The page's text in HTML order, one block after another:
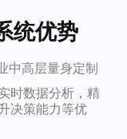
统优势
中高层量身定制
时数据分析，精
决策能力等优